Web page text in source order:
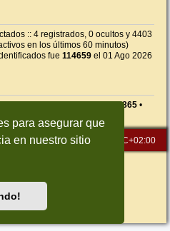
para asegurar que
en nuestro sitio
:: 4 registrados, 0 ocultos y 4403
en los últimos 60 minutos)
fue 114659 el 01 Ago 2026
• Usuarios totales865 •
Todos los horarios son UTC+02:00